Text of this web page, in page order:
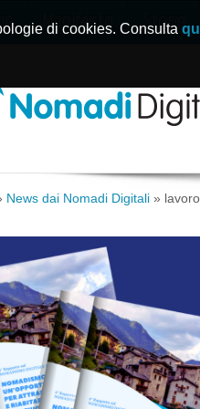
Manifesto Storie
News dai Nomadi Digitali »
di cookies. Consulta